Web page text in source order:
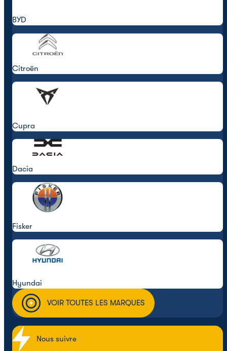
BYD
Citroën
Cupra
Dacia
Fisker
Hyundai
VOIR TOUTES LES MARQUES
Nous suivre